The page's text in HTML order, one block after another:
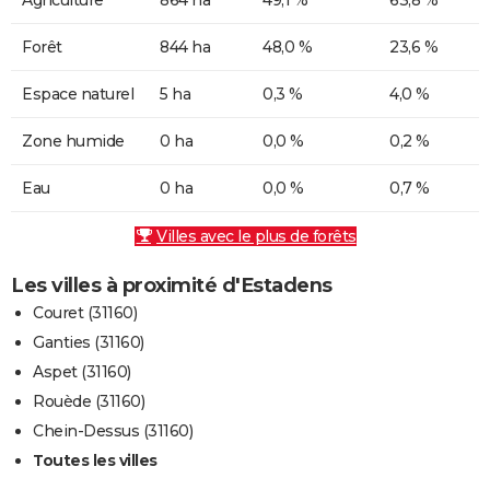
Forêt 844 ha 48,0 % 23,6 %
Espace naturel 5 ha 0,3 % 4,0 %
Zone humide 0 ha 0,0 % 0,2 %
Eau 0 ha 0,0 % 0,7 %
Villes avec le plus de forêts
Les villes à proximité d'Estadens
Couret (31160)
Ganties (31160)
Aspet (31160)
Rouède (31160)
Chein-Dessus (31160)
Toutes les villes